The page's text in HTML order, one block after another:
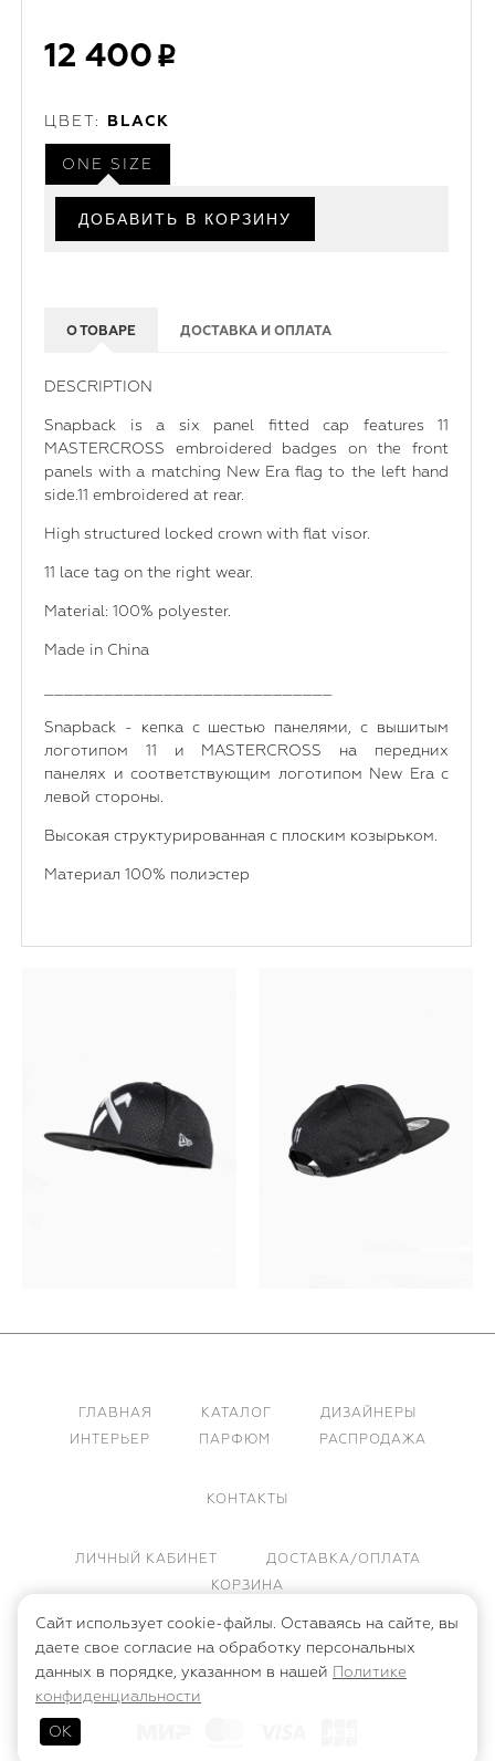
12 400
ЦВЕТ: BLACK
ONE SIZE
О ТОВАРЕ ДОСТАВКА И ОПЛАТА
DESCRIPTION
Snapback is a six panel fitted cap features 11
MASTERCROSS embroidered badges on the front
panels with a matching New Era flag to the left hand
side.11 embroidered at rear.
High structured locked crown with flat visor.
11 lace tag on the right wear.
Material: 100% polyester.
Made in China
Snapback - кепка с шестью панелями, с вышитым
логотипом 11 и MASTERCROSS на передних
панелях и соответствующим логотипом New Era с
левой стороны.
Высокая структурированная с плоским козырьком.
Материал 100% полиэстер
ГЛАВНАЯ КАТАЛОГ
ДИЗАЙНЕРЫ
ИНТЕРЬЕР
ПАРФЮМ РАСПРОДАЖА
КОНТАКТЫ
ЛИЧНЫЙ КАБИНЕТ
ДОСТАВКА/ОПЛАТА
КОРЗИНА
ПУБЛИЧНАЯ ОФЕРТА
ПОЛИТИКА КОНФИДЕНЦИАЛЬНОСТИ
Сайт использует cookie-файлы. Оставаясь на сайте, вы
даете свое согласие на обработку персональных
данных в порядке, указанном в нашей Политике
конфиденциальности
ОК